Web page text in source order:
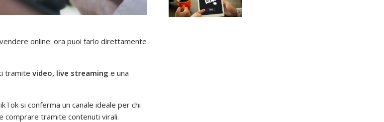
online: ora puoi farlo direttamente
tramite video, live streaming e una
si conferma un canale ideale per chi
comprare tramite contenuti virali.